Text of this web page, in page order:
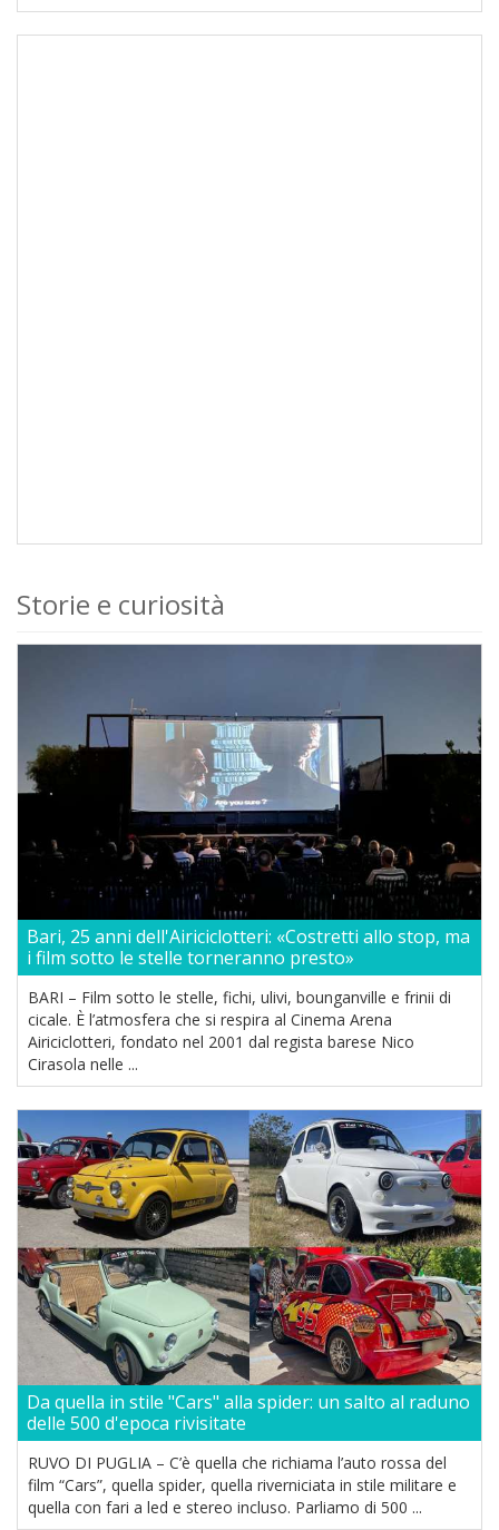
Storie e curiosità
Bari, 25 anni dell'Airiciclotteri: «Costretti allo stop, ma
i film sotto le stelle torneranno presto»
BARI – Film sotto le stelle, fichi, ulivi, bounganville e frinii di
cicale. È l’atmosfera che si respira al Cinema Arena
Airiciclotteri, fondato nel 2001 dal regista barese Nico
Cirasola nelle ...
Da quella in stile "Cars" alla spider: un salto al raduno
delle 500 d'epoca rivisitate
RUVO DI PUGLIA – C’è quella che richiama l’auto rossa del
film “Cars”, quella spider, quella riverniciata in stile militare e
quella con fari a led e stereo incluso. Parliamo di 500 ...